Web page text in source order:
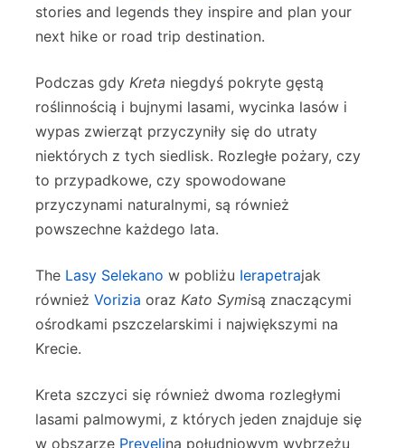
stories and legends they inspire and plan your
next hike or road trip destination.
Podczas gdy Kreta niegdyś pokryte gęstą
roślinnością i bujnymi lasami, wycinka lasów i
wypas zwierząt przyczyniły się do utraty
niektórych z tych siedlisk. Rozległe pożary, czy
to przypadkowe, czy spowodowane
przyczynami naturalnymi, są również
powszechne każdego lata.
The Lasy Selekano w pobliżu Ierapetrajak
również Vorizia oraz Kato Symisą znaczącymi
ośrodkami pszczelarskimi i największymi na
Krecie.
Kreta szczyci się również dwoma rozległymi
lasami palmowymi, z których jeden znajduje się
w obszarze Prevelina południowym wybrzeżu